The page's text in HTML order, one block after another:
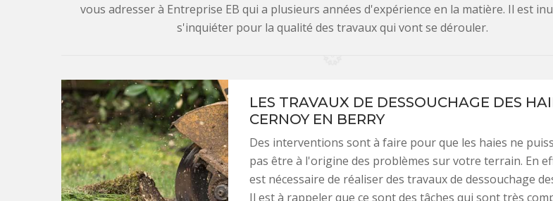
vous adresser à Entreprise EB qui a plusieurs années d'expérience en la matière. Il est
s'inquiéter pour la qualité des travaux qui vont se dérouler.
LES TRAVAUX DE DESSOUCHAGE DES
CERNOY EN BERRY
Des interventions sont à faire pour que les haies ne
pas être à l'origine des problèmes sur votre terrain. En
est nécessaire de réaliser des travaux de dessouchage
Il est à rappeler que ce sont des tâches qui sont très